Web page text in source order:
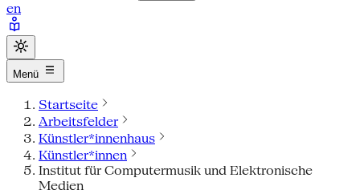
en
Menü
Startseite
Arbeitsfelder
Künstler*innenhaus
Künstler*innen
Institut für Computermusik und Elektronische
Medien